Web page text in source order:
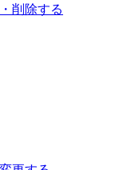
削除する